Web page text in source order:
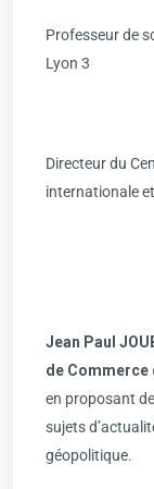
Professeur de
Lyon 3
Directeur du
internationale
Jean Paul
de Commerce
en proposant
sujets
géopolitique.